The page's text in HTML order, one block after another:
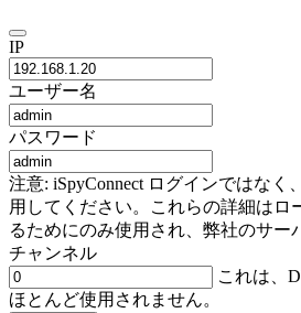
IP
ユーザー名
パスワード
注意: iSpyConnect ログインではなく
用してください。これらの詳細はロ
るためにのみ使用され、弊社のサー
チャンネル
これは、
ほとんど使用されません。